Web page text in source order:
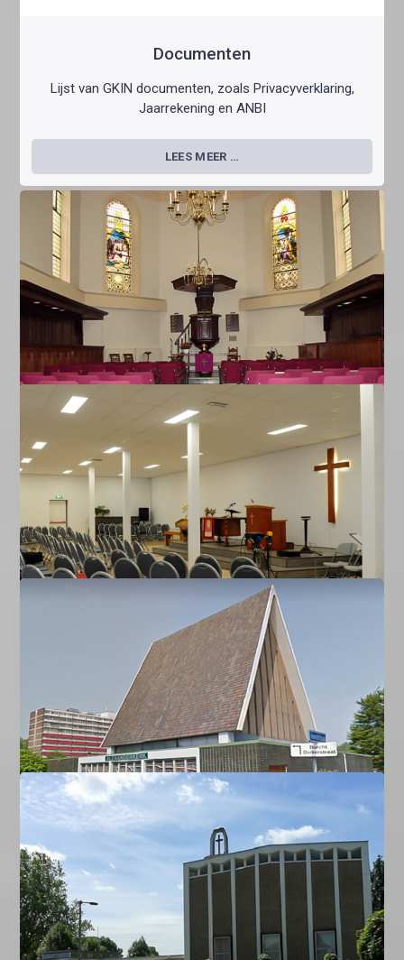
Documenten
Lijst van GKIN documenten, zoals Privacyverklaring,
Jaarrekening en ANBI
LEES MEER …
GKIN Tilburg
Informatie over de kerkdiensten in Tilburg, de
secretariaat & locatie via Google Map
LEES MEER …
GKIN Amstelveen
Informatie over de kerkdiensten in Amstelveen, de
secretariaat & locatie via Google Map
LEES MEER …
GKIN Rotterdam/Dordrecht
Informatie over de kerkdiensten in Rotterdam en
Dordrecht, de secretariaat & locatie via Google Map